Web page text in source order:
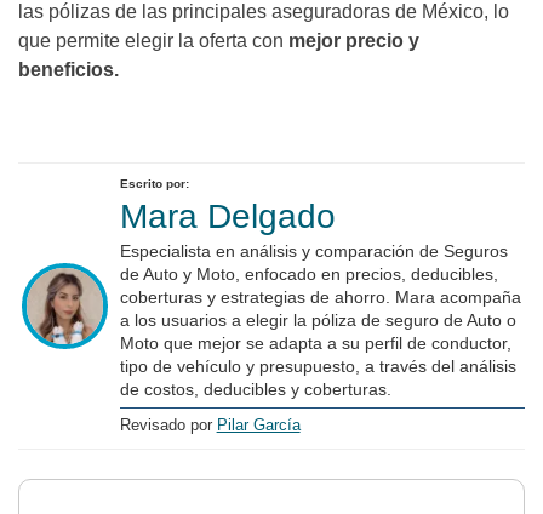
las pólizas de las principales aseguradoras de México, lo
que permite elegir la oferta con mejor precio y
beneficios.
Escrito por:
Mara Delgado
Especialista en análisis y comparación de Seguros
de Auto y Moto, enfocado en precios, deducibles,
coberturas y estrategias de ahorro. Mara acompaña
a los usuarios a elegir la póliza de seguro de Auto o
Moto que mejor se adapta a su perfil de conductor,
tipo de vehículo y presupuesto, a través del análisis
de costos, deducibles y coberturas.
Revisado por Pilar García